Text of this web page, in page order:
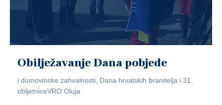
Obilježavanje Dana pobjede
i domovinske zahvalnosti, Dana hrvatskih branitelja i 31.
obljetniceVRO Oluja